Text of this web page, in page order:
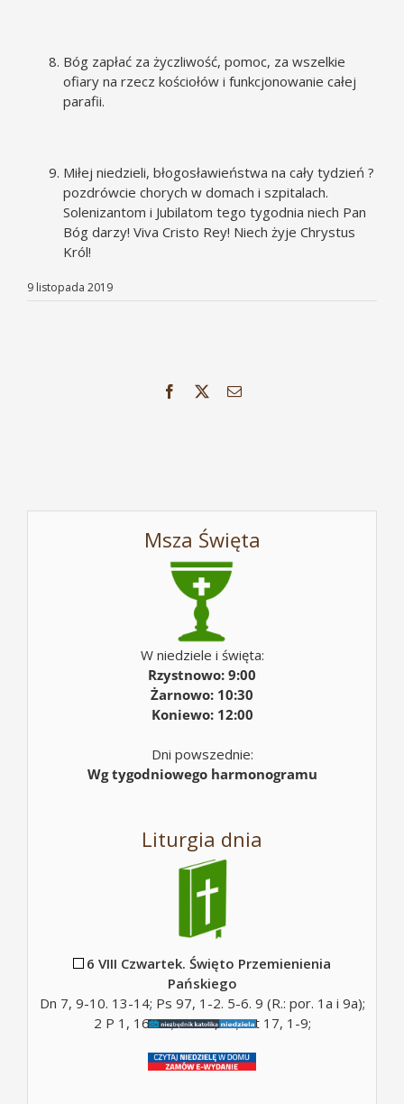
Bóg zapłać za życzliwość, pomoc, za wszelkie
ofiary na rzecz kościołów i funkcjonowanie całej
parafii.
Miłej niedzieli, błogosławieństwa na cały tydzień ?
pozdrówcie chorych w domach i szpitalach.
Solenizantom i Jubilatom tego tygodnia niech Pan
Bóg darzy! Viva Cristo Rey! Niech żyje Chrystus
Król!
9 listopada 2019
Facebook Email
Msza Święta
W niedziele i święta:
Rzystnowo: 9:00
Żarnowo: 10:30
Koniewo: 12:00
Dni powszednie:
Wg tygodniowego harmonogramu
Liturgia dnia
6 VIII Czwartek. Święto Przemienienia
Pańskiego
Dn 7, 9-10. 13-14; Ps 97, 1-2. 5-6. 9 (R.: por. 1a i 9a);
2 P 1, 16-19; Mt 17, 5c; Mt 17, 1-9;